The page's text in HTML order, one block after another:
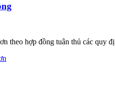
theo hợp đồng tuân thủ các quy